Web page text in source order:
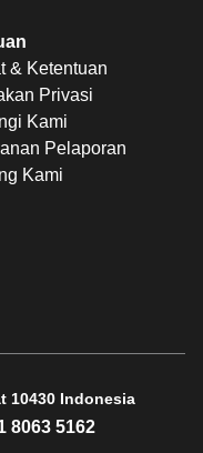
& Ketentuan
Privasi
Kami
Pelaporan
Kami
10430 Indonesia
8063 5162